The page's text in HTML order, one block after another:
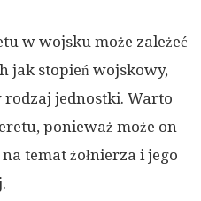
w wojsku może zależeć
jak stopień wojskowy,
jednostki. Warto
ponieważ może on
temat żołnierza i jego